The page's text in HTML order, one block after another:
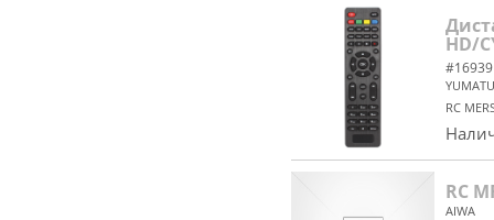
HD/
#16939
YUMATU
RC
RC
AIWA